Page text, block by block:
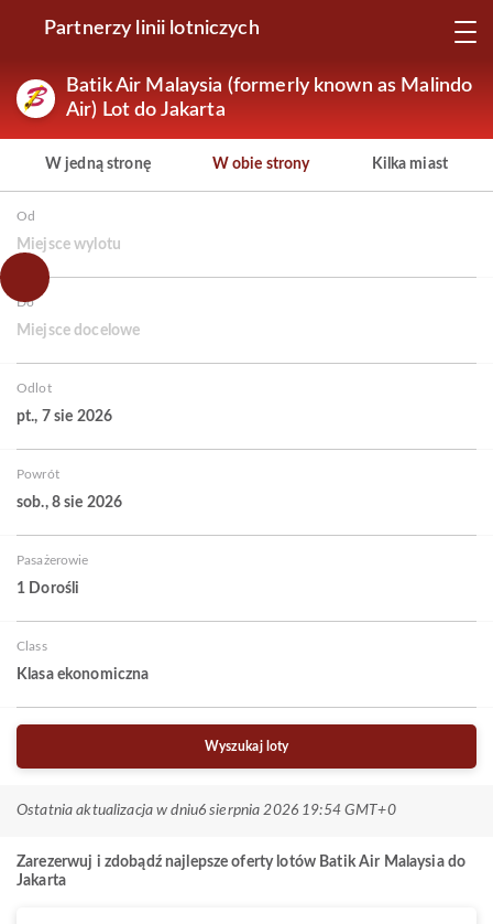
Partnerzy linii lotniczych
Batik Air Malaysia (formerly known as Malindo
Air) Lot do Jakarta
W jedną stronę W obie strony Kilka miast
Od
Miejsce wylotu
Do
Miejsce docelowe
Odlot
pt., 7 sie 2026
Powrót
sob., 8 sie 2026
Pasażerowie
1 Dorośli
Class
Klasa ekonomiczna
Wyszukaj loty
Ostatnia aktualizacja w dniu6 sierpnia 2026 19:54 GMT+0
Zarezerwuj i zdobądź najlepsze oferty lotów Batik Air Malaysia do
Jakarta